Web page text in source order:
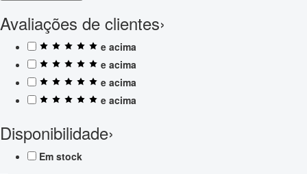
Avaliações de clientes›
e acima
e acima
e acima
e acima
Disponibilidade›
Em stock